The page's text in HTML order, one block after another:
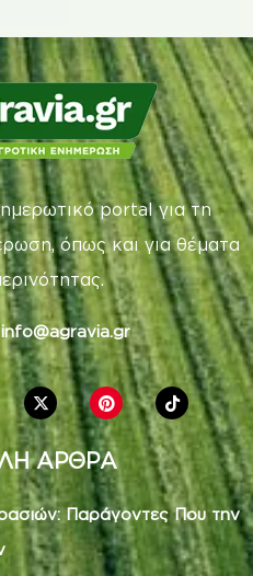
portal για τη
όπως και για θέματα
info@agravia.gr
ΑΡΘΡΑ
Παράγοντες Που την